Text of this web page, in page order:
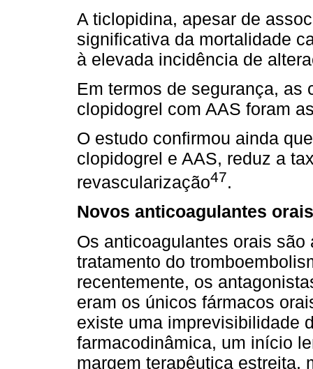
A ticlopidina, apesar de
signiﬁcativa da mortalidade
à elevada incidência de
Em termos de segurança, as
clopidogrel com AAS foram
O estudo conﬁrmou ainda
clopidogrel e AAS, reduz a
revascularização47.
Novos anticoagulantes orais
Os anticoagulantes orais
tratamento do
recentemente, os
eram os únicos fármacos
existe uma imprevisibilidade
farmacodinâmica, um início
margem terapêutica estreita,